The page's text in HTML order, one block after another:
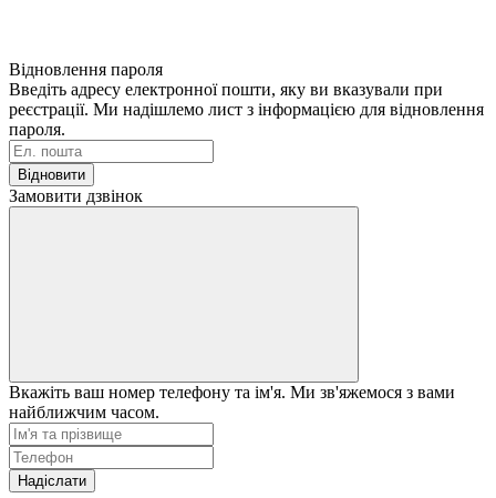
Відновлення пароля
Введіть адресу електронної пошти, яку ви вказували при
реєстрації. Ми надішлемо лист з інформацією для відновлення
пароля.
Відновити
Замовити дзвінок
Вкажіть ваш номер телефону та ім'я. Ми зв'яжемося з вами
найближчим часом.
Надіслати